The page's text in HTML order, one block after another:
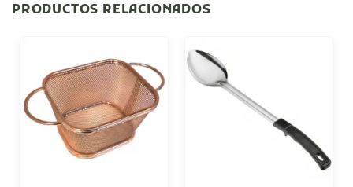
PRODUCTOS RELACIONADOS